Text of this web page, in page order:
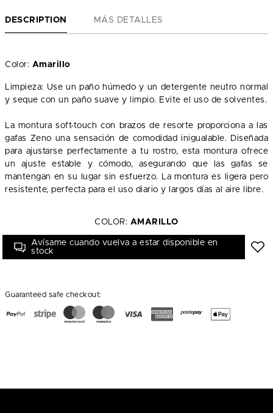
DESCRIPTION MÁS DETALLES
Color: Amarillo
Limpieza: Use un paño húmedo y un detergente neutro normal
y seque con un paño suave y limpio. Evite el uso de solventes.
La montura soft-touch con brazos de resorte proporciona a las
gafas Zeno una sensación de comodidad inigualable. Diseñada
para ajustarse perfectamente a tu rostro, esta montura ofrece
un ajuste estable y cómodo, asegurando que las gafas se
mantengan en su lugar sin esfuerzo. La montura es ligera pero
resistente, perfecta para el uso diario y largos días al aire libre.
COLOR: AMARILLO
Avísame cuando vuelva a estar disponible en
stock
Guaranteed safe checkout: